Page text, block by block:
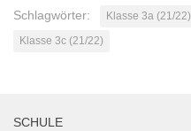
Schlagwörter: Klasse 3a (21/22)
Klasse 3c (21/22)
SCHULE